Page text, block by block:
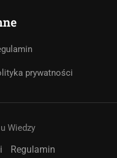
prywatności
Wiedzy
Regulamin
Ci pomóc?